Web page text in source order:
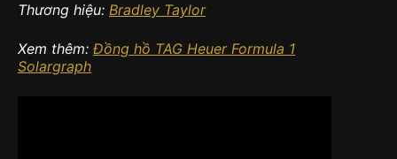
Thương hiệu: Bradley Taylor
Xem thêm: Đồng hồ TAG Heuer Formula 1
Solargraph